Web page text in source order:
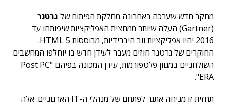
מחקר חדש שערכה באחרונה מחלקת הפיתוח של גרטנר
(Gartner) העלה שיותר ממחצית האפליקציות שיפותחו עד
2016 יהיו אפליקציות ווב היברידיות, מבוססות HTML 5.
החוקרים של גרטנר חוזים מעבר לעידן חדש בו יוחלפו המחשבים
השולחניים במגוון פלטפורמות, עידן המכונה בפיהם "Post PC
ERA".
תחזית זו מניחה אתגר לפתחם של מנהלי ה-IT הארגוניים. אלה